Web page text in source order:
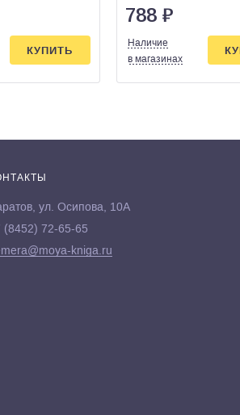
КУПИТЬ
788 ₽
Наличие
в магазинах
ул. Осипова, 10А
(8452) 72-65-65
kniga.ru